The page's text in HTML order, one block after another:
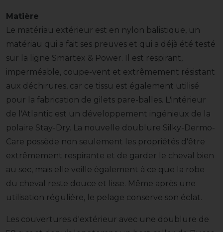
Matière
Le matériau extérieur est en nylon balistique, un
matériau qui a fait ses preuves et qui a déjà été testé
sur la ligne Smartex & Power. Il est respirant,
imperméable, coupe-vent et extrêmement résistant
aux déchirures, car ce tissu est également utilisé
pour la fabrication de gilets pare-balles. L'intérieur
de l'Atlantic est un développement ingénieux de la
polaire Stay-Dry. La nouvelle doublure Silky-Dermo-
Care possède non seulement les propriétés d'être
extrêmement respirante et de garder le cheval bien
au sec, mais elle veille également à ce que la robe
du cheval reste douce et lisse. Même après une
utilisation régulière, le pelage conserve son éclat.
Les couvertures d'extérieur avec une doublure de